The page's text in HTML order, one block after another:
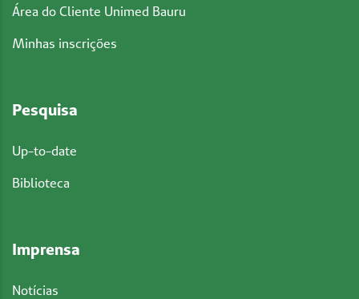
Área do Cliente Unimed Bauru
Minhas inscrições
Pesquisa
Up-to-date
Biblioteca
Imprensa
Notícias